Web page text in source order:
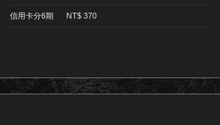
信用卡分6期 NT$ 370